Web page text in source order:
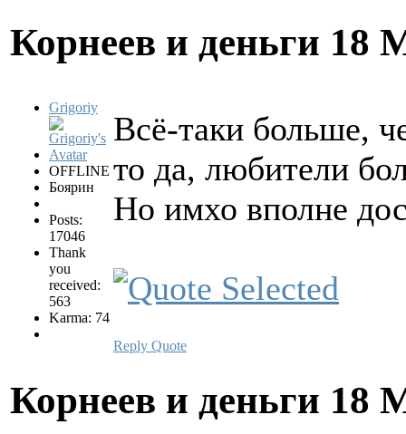
Корнеев и деньги 18
Grigoriy
OFFLINE
Боярин
Posts:
17046
Thank
you
received:
563
Karma: 74
Всё-таки больше,
то да, любители
Но имхо вполне
Reply Quote
Корнеев и деньги 18